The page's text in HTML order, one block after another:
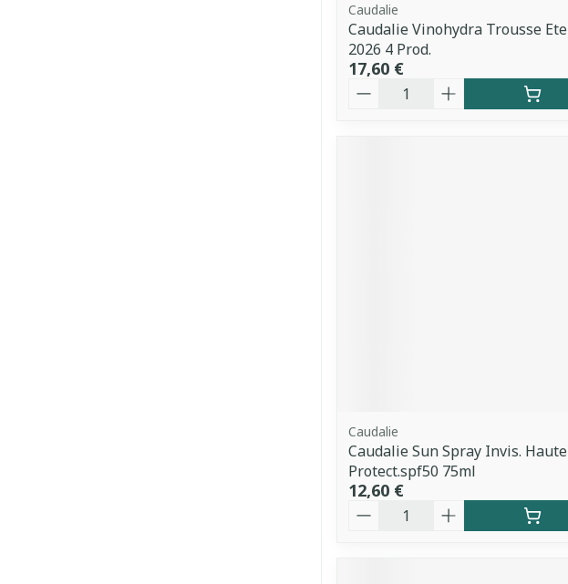
Caudalie
Caudalie Vinohydra Trousse Ete
2026 4 Prod.
17,60 €
Quantité
Caudalie
Caudalie Sun Spray Invis. Haute
Protect.spf50 75ml
12,60 €
Quantité